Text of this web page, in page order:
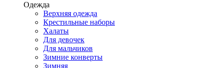
Одежда
Верхняя одежда
Крестильные наборы
Халаты
Для девочек
Для мальчиков
Зимние конверты
Зимняя